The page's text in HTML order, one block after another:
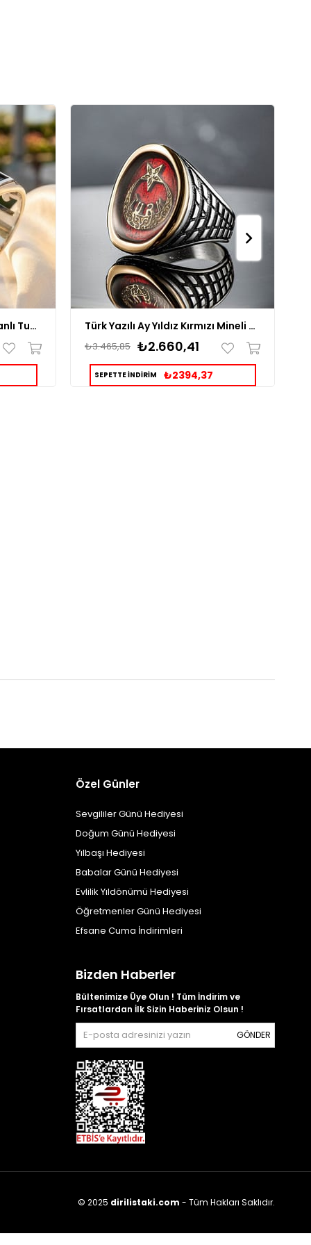
Ay Yıldız Taşlı Yanları Osmanlı Tuğralı Gümüş Erkek Yüzük Türk Yazılı Ay Yıldız Kırmızı Mineli Gümüş Yüzük
₺2.660,41
₺3.465,85
SEPETTE İNDİRİM ₺2394,37
Özel Günler
Sevgililer Günü Hediyesi
Doğum Günü Hediyesi
Yılbaşı Hediyesi
Babalar Günü Hediyesi
Evlilik Yıldönümü Hediyesi
Öğretmenler Günü Hediyesi
Efsane Cuma İndirimleri
Bizden Haberler
Bültenimize Üye Olun ! Tüm İndirim ve
Fırsatlardan İlk Sizin Haberiniz Olsun !
GÖNDER
© 2025 dirilistaki.com - Tüm Hakları Saklıdır.